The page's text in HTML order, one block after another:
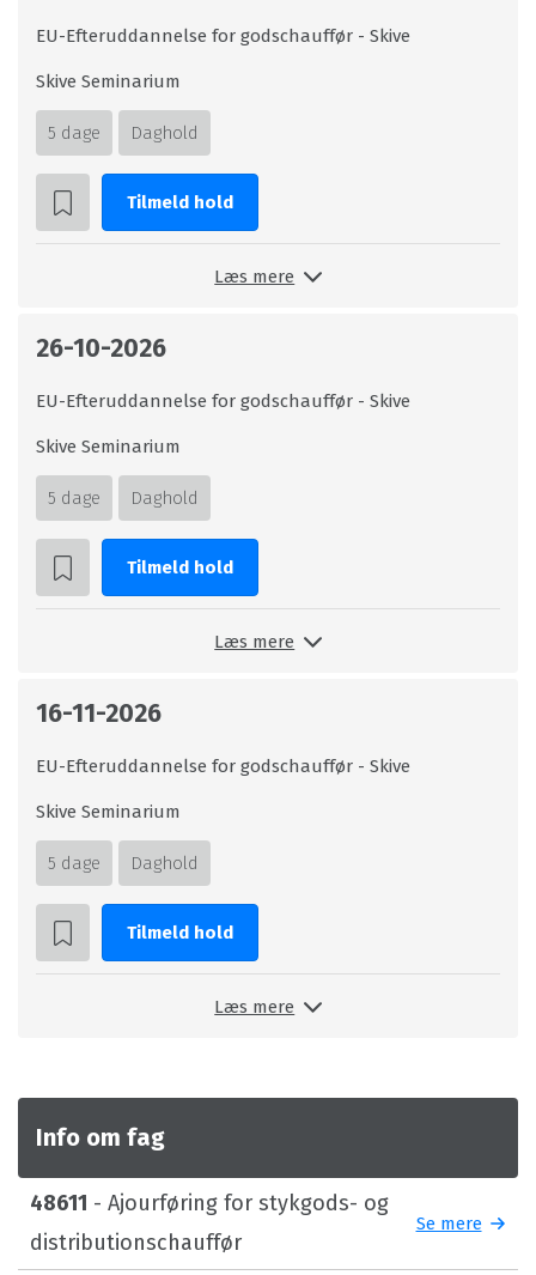
EU-Efteruddannelse for godschauffør - Skive
Skive Seminarium
5 dage Daghold
Tilmeld hold
Læs mere
26-10-2026
EU-Efteruddannelse for godschauffør - Skive
Skive Seminarium
5 dage Daghold
Tilmeld hold
Læs mere
16-11-2026
EU-Efteruddannelse for godschauffør - Skive
Skive Seminarium
5 dage Daghold
Tilmeld hold
Læs mere
Info om fag
48611 - Ajourføring for stykgods- og
distributionschauffør
Se mere